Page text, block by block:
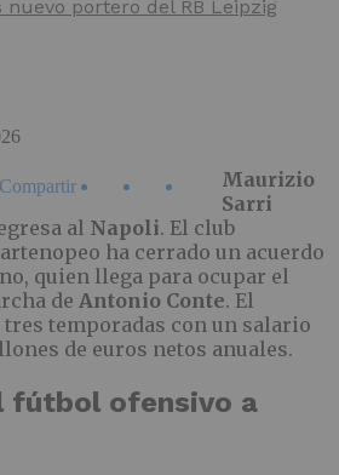
nuevo portero del RB Leipzig
Compartir
Maurizio
Sarri
al Napoli. El club
ha cerrado un acuerdo
quien llega para ocupar el
de Antonio Conte. El
temporadas con un salario
de euros netos anuales.
fútbol ofensivo a